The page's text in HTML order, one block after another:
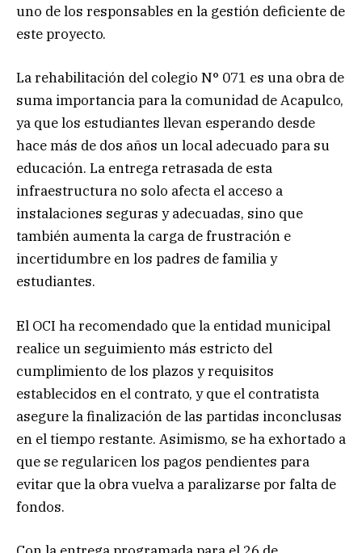
uno de los responsables en la gestión deficiente de
este proyecto.
La rehabilitación del colegio N° 071 es una obra de
suma importancia para la comunidad de Acapulco,
ya que los estudiantes llevan esperando desde
hace más de dos años un local adecuado para su
educación. La entrega retrasada de esta
infraestructura no solo afecta el acceso a
instalaciones seguras y adecuadas, sino que
también aumenta la carga de frustración e
incertidumbre en los padres de familia y
estudiantes.
El OCI ha recomendado que la entidad municipal
realice un seguimiento más estricto del
cumplimiento de los plazos y requisitos
establecidos en el contrato, y que el contratista
asegure la finalización de las partidas inconclusas
en el tiempo restante. Asimismo, se ha exhortado a
que se regularicen los pagos pendientes para
evitar que la obra vuelva a paralizarse por falta de
fondos.